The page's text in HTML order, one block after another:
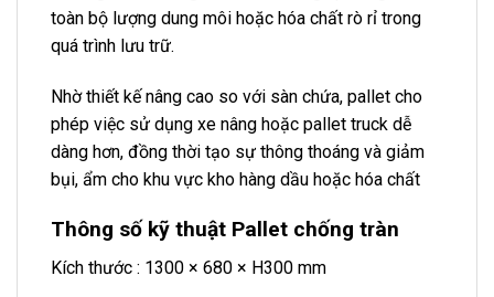
toàn bộ lượng dung môi hoặc hóa chất rò rỉ trong
quá trình lưu trữ.
Nhờ thiết kế nâng cao so với sàn chứa, pallet cho
phép việc sử dụng xe nâng hoặc pallet truck dễ
dàng hơn, đồng thời tạo sự thông thoáng và giảm
bụi, ẩm cho khu vực kho hàng dầu hoặc hóa chất
Thông số kỹ thuật Pallet chống tràn
Kích thước : 1300 × 680 × H300 mm